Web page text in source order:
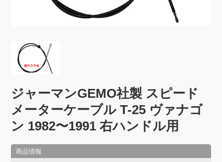
ジャーマンGEMO社製 スピード
メーターケーブル T-25 ヴァナゴ
ン 1982〜1991 右ハンドル用